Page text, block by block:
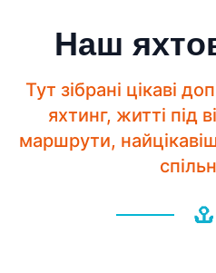
Наш
Тут зібрані цікаві
яхтинг, житті під
маршрути,